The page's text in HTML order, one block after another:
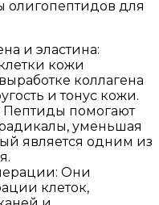
для
и эластина:
кожи
коллагена
и тонус кожи.
Пептиды помогают
уменьшая
является одним из
Они
клеток,